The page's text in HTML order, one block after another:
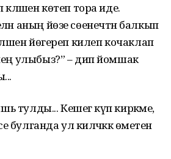
көтеп тора иде.
аның йөзе сөенечтән балкып
йөгереп килеп кочаклап
улыбыз?” – дип йомшак
тулды... Кешегә күп кирәкме,
булганда ул киләчәккә өметен